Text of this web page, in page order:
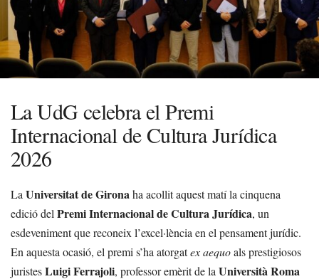
La UdG celebra el Premi
Internacional de Cultura Jurídica
2026
La Universitat de Gironaha acollit aquest matí la cinquena
edició del Premi Internacional de Cultura Jurídica, un
esdeveniment que reconeix l’excel·lència en el pensament jurídic.
En aquesta ocasió, el premi s’ha atorgatex aequoals prestigiosos
juristesLuigi Ferrajoli, professor emèrit de la Università Roma